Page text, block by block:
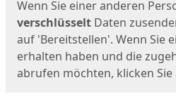
Wenn Sie einer anderen
verschlüsselt Daten
auf 'Bereitstellen'. Wenn Sie
erhalten haben und die
abrufen möchten, klicken